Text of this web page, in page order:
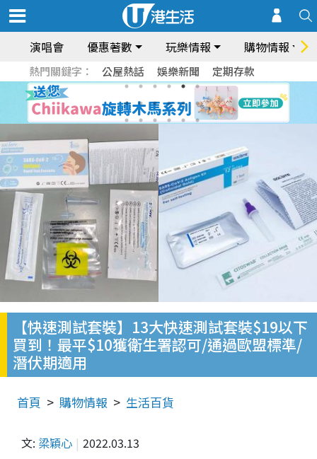
演唱會 優惠著數 玩樂情報 購物情報
熱門關鍵字： 公屋熱話 娛樂新聞 定期存款
【快速測試套裝】13大快速測試套裝$19以下
買到！最平$10獲衛生署認可/通過歐盟標準/
潛伏期適用
首頁 購物情報 生活百貨
文: 梁穎心 2022.03.13